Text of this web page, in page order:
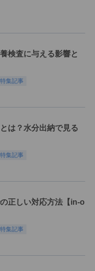
検査に与える影響と
特集記事
は？水分出納で見る
特集記事
正しい対応方法【in-o
特集記事